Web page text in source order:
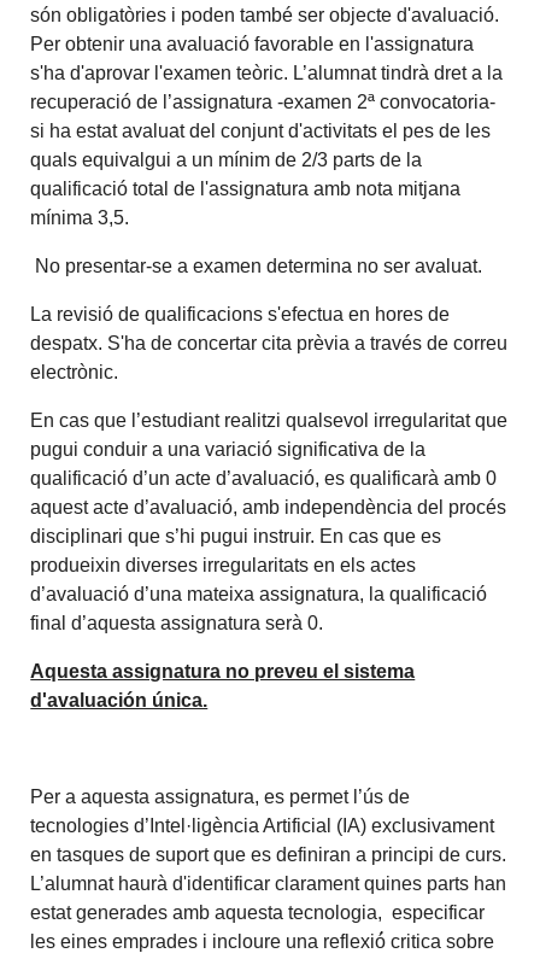
són obligatòries i poden també ser objecte d'avaluació.
Per obtenir una avaluació favorable en l'assignatura
s'ha d'aprovar l'examen teòric. L’alumnat tindrà dret a la
recuperació de l’assignatura -examen 2ª convocatoria-
si ha estat avaluat del conjunt d'activitats el pes de les
quals equivalgui a un mínim de 2/3 parts de la
qualificació total de l'assignatura amb nota mitjana
mínima 3,5.
No presentar-se a examen determina no ser avaluat.
La revisió de qualificacions s'efectua en hores de
despatx. S'ha de concertar cita prèvia a través de correu
electrònic.
En cas que l’estudiant realitzi qualsevol irregularitat que
pugui conduir a una variació significativa de la
qualificació d’un acte d’avaluació, es qualificarà amb 0
aquest acte d’avaluació, amb independència del procés
disciplinari que s’hi pugui instruir. En cas que es
produeixin diverses irregularitats en els actes
d’avaluació d’una mateixa assignatura, la qualificació
final d’aquesta assignatura serà 0.
Aquesta assignatura no preveu el sistema
d'avaluación única.
Per a aquesta assignatura, es permet l’ús de
tecnologies d’Intel·ligència Artificial (IA) exclusivament
en tasques de suport que es definiran a principi de curs.
L’alumnat haurà d'identificar clarament quines parts han
estat generades amb aquesta tecnologia, especificar
les eines emprades i incloure una reflexió́ critica sobre